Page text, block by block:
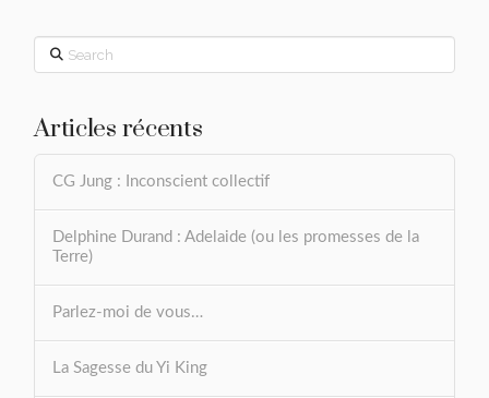
Search
Articles récents
CG Jung : Inconscient collectif
Delphine Durand : Adelaide (ou les promesses de la
Terre)
Parlez-moi de vous…
La Sagesse du Yi King